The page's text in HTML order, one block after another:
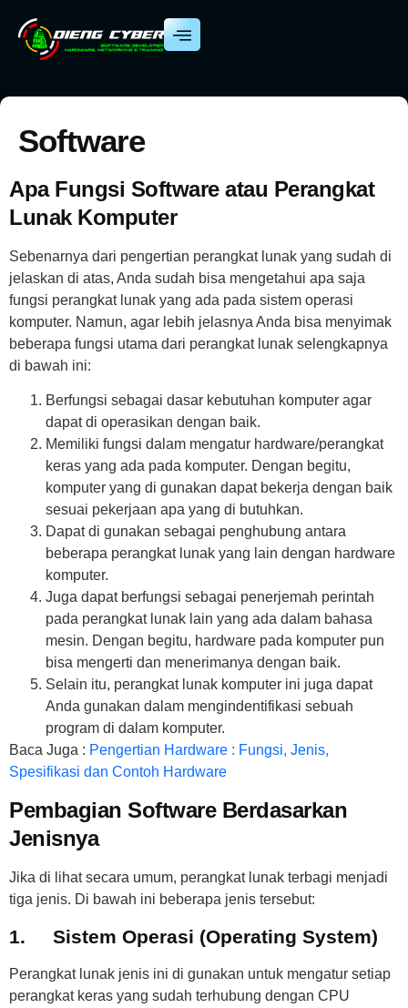
Software
Apa Fungsi Software atau Perangkat
Lunak Komputer
Sebenarnya dari pengertian perangkat lunak yang sudah di
jelaskan di atas, Anda sudah bisa mengetahui apa saja
fungsi perangkat lunak yang ada pada sistem operasi
komputer. Namun, agar lebih jelasnya Anda bisa menyimak
beberapa fungsi utama dari perangkat lunak selengkapnya
di bawah ini:
Berfungsi sebagai dasar kebutuhan komputer agar
dapat di operasikan dengan baik.
Memiliki fungsi dalam mengatur hardware/perangkat
keras yang ada pada komputer. Dengan begitu,
komputer yang di gunakan dapat bekerja dengan baik
sesuai pekerjaan apa yang di butuhkan.
Dapat di gunakan sebagai penghubung antara
beberapa perangkat lunak yang lain dengan hardware
komputer.
Juga dapat berfungsi sebagai penerjemah perintah
pada perangkat lunak lain yang ada dalam bahasa
mesin. Dengan begitu, hardware pada komputer pun
bisa mengerti dan menerimanya dengan baik.
Selain itu, perangkat lunak komputer ini juga dapat
Anda gunakan dalam mengindentifikasi sebuah
program di dalam komputer.
Baca Juga : Pengertian Hardware : Fungsi, Jenis,
Spesifikasi dan Contoh Hardware
Pembagian Software Berdasarkan
Jenisnya
Jika di lihat secara umum, perangkat lunak terbagi menjadi
tiga jenis. Di bawah ini beberapa jenis tersebut:
1. Sistem Operasi (Operating System)
Perangkat lunak jenis ini di gunakan untuk mengatur setiap
perangkat keras yang sudah terhubung dengan CPU